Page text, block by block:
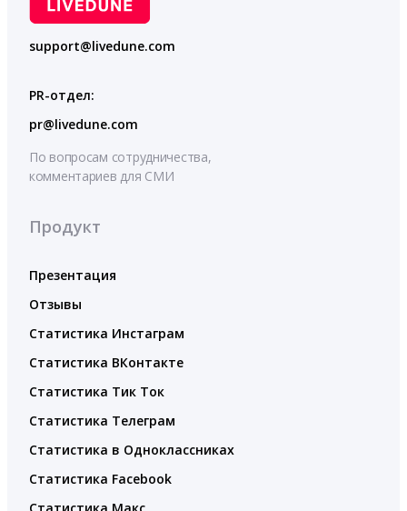
support@livedune.com
PR-отдел:
pr@livedune.com
По вопросам сотрудничества,
комментариев для СМИ
Продукт
Презентация
Отзывы
Статистика Инстаграм
Статистика ВКонтакте
Статистика Тик Ток
Статистика Телеграм
Статистика в Одноклассниках
Статистика Facebook